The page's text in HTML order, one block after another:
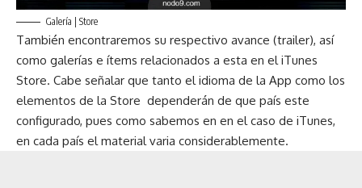
Galería | Store
También encontraremos su respectivo avance (trailer), así
como galerías e ítems relacionados a esta en el iTunes
Store. Cabe señalar que tanto el idioma de la App como los
elementos de la Store dependerán de que país este
configurado, pues como sabemos en en el caso de iTunes,
en cada país el material varia considerablemente.